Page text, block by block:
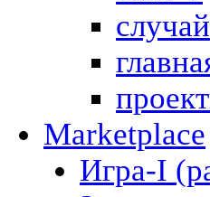
Marketplace
Игра-I